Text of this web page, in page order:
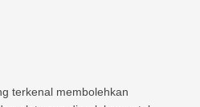
terkenal membolehkan